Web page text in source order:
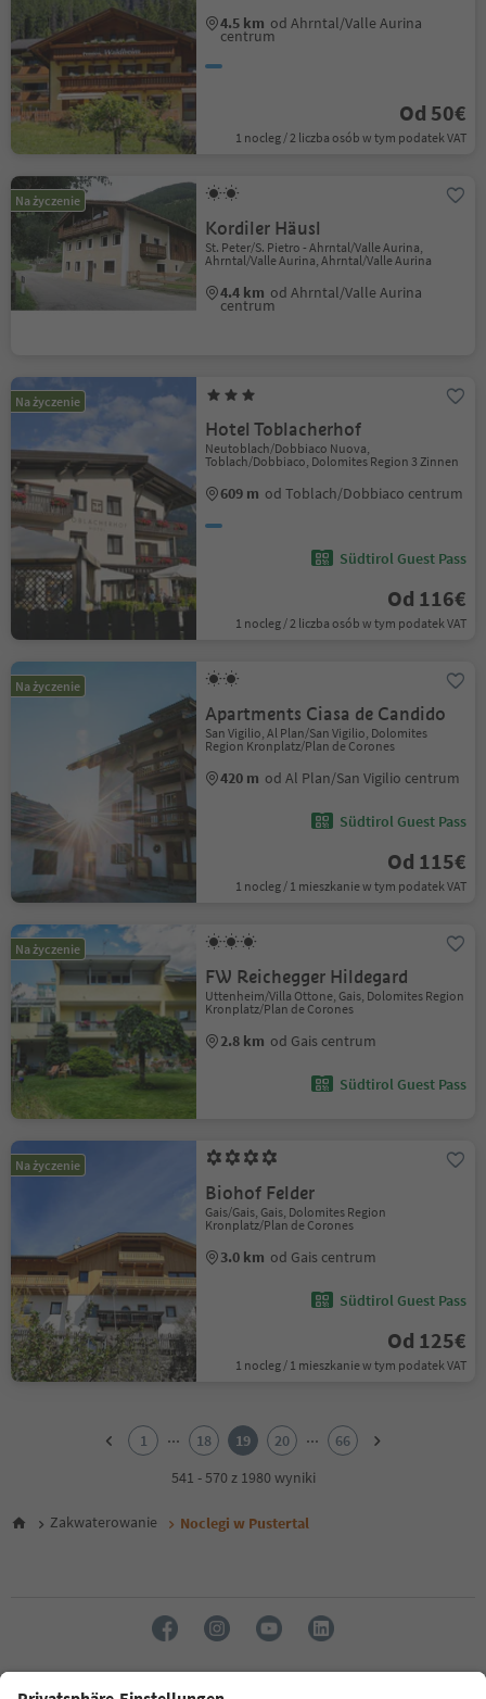
4.5 km od Ahrntal/Valle Aurina
centrum
Od 50€
1 nocleg / 2 liczba osób w tym podatek VAT
Na życzenie
Kordiler Häusl
St. Peter/S. Pietro - Ahrntal/Valle Aurina,
Ahrntal/Valle Aurina, Ahrntal/Valle Aurina
4.4 km od Ahrntal/Valle Aurina
centrum
Na życzenie
Hotel Toblacherhof
Neutoblach/Dobbiaco Nuova,
Toblach/Dobbiaco, Dolomites Region 3 Zinnen
609 m od Toblach/Dobbiaco centrum
Südtirol Guest Pass
Od 116€
1 nocleg / 2 liczba osób w tym podatek VAT
Na życzenie
Apartments Ciasa de Candido
San Vigilio, Al Plan/San Vigilio, Dolomites
Region Kronplatz/Plan de Corones
420 m od Al Plan/San Vigilio centrum
Südtirol Guest Pass
Od 115€
1 nocleg / 1 mieszkanie w tym podatek VAT
Na życzenie
FW Reichegger Hildegard
Uttenheim/Villa Ottone, Gais, Dolomites Region
Kronplatz/Plan de Corones
2.8 km od Gais centrum
Südtirol Guest Pass
Na życzenie
Biohof Felder
Gais/Gais, Gais, Dolomites Region
Kronplatz/Plan de Corones
3.0 km od Gais centrum
Südtirol Guest Pass
Od 125€
1 nocleg / 1 mieszkanie w tym podatek VAT
6
13
14
1 ... 18 19 20 ...
66
541 - 570 z 1980 wyniki
Zakwaterowanie Noclegi w Pustertal
Język: Polski